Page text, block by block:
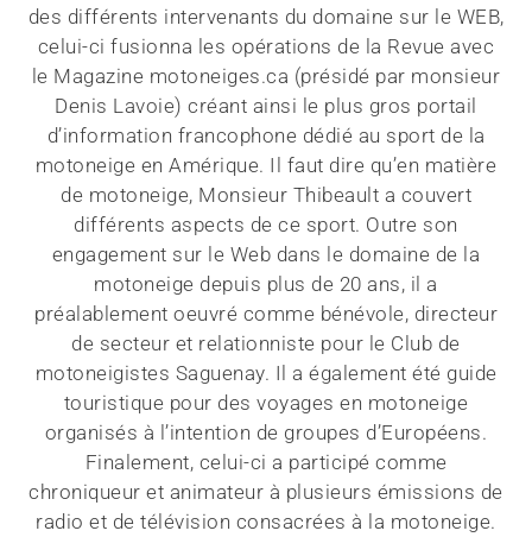
des différents intervenants du domaine sur le WEB,
celui-ci fusionna les opérations de la Revue avec
le Magazine motoneiges.ca (présidé par monsieur
Denis Lavoie) créant ainsi le plus gros portail
d’information francophone dédié au sport de la
motoneige en Amérique. Il faut dire qu’en matière
de motoneige, Monsieur Thibeault a couvert
différents aspects de ce sport. Outre son
engagement sur le Web dans le domaine de la
motoneige depuis plus de 20 ans, il a
préalablement oeuvré comme bénévole, directeur
de secteur et relationniste pour le Club de
motoneigistes Saguenay. Il a également été guide
touristique pour des voyages en motoneige
organisés à l’intention de groupes d’Européens.
Finalement, celui-ci a participé comme
chroniqueur et animateur à plusieurs émissions de
radio et de télévision consacrées à la motoneige.